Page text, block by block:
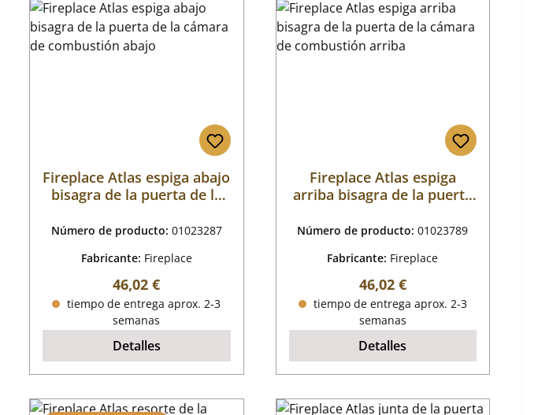
Fireplace Atlas espiga abajo
bisagra de la puerta de la
abajo
Número de producto: 01023287
Fabricante: Fireplace
Precio normal:
46,02 €
tiempo de entrega aprox. 2-3
semanas
Detalles
Fireplace Atlas espiga
arriba bisagra de la puerta
combustión arriba
Número de producto:01023789
Fabricante: Fireplace
Precio normal:
46,02 €
tiempo de entrega aprox. 2-3
semanas
Detalles